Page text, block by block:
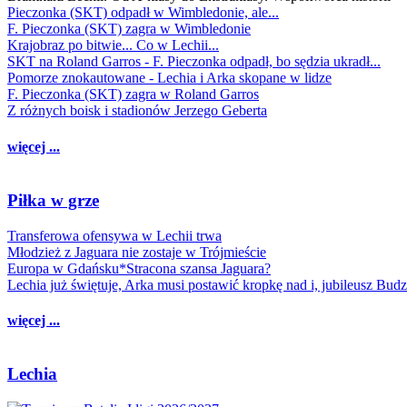
Pieczonka (SKT) odpadł w Wimbledonie, ale...
F. Pieczonka (SKT) zagra w Wimbledonie
Krajobraz po bitwie... Co w Lechii...
SKT na Roland Garros - F. Pieczonka odpadł, bo sędzia ukradł...
Pomorze znokautowane - Lechia i Arka skopane w lidze
F. Pieczonka (SKT) zagra w Roland Garros
Z różnych boisk i stadionów Jerzego Geberta
więcej ...
Piłka w grze
Transferowa ofensywa w Lechii trwa
Młodzież z Jaguara nie zostaje w Trójmieście
Europa w Gdańsku*Stracona szansa Jaguara?
Lechia już świętuje, Arka musi postawić kropkę nad i, jubileusz
więcej ...
Lechia